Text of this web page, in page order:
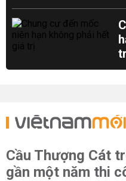
Cầu Thượng Cát
gần một năm thi